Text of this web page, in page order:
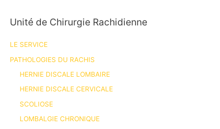
Unité de Chirurgie Rachidienne
LE SERVICE
PATHOLOGIES DU RACHIS
HERNIE DISCALE LOMBAIRE
HERNIE DISCALE CERVICALE
SCOLIOSE
LOMBALGIE CHRONIQUE